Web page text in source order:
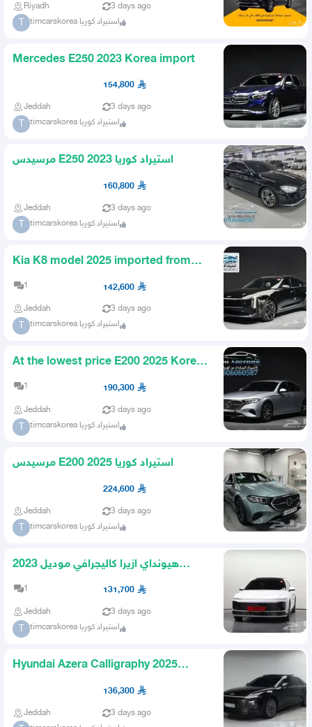
Riyadh 3 days ago
T timcarskorea استيراد كوريا
Mercedes E250 2023 Korea import
154,800
Jeddah 3 days ago
T timcarskorea استيراد كوريا
مرسيدس E250 2023 استيراد كوريا
160,800
Jeddah 3 days ago
T timcarskorea استيراد كوريا
Kia K8 model 2025 imported from
Korea
1 142,600
Jeddah 3 days ago
T timcarskorea استيراد كوريا
At the lowest price E200 2025 Korea
import
1 190,300
Jeddah 3 days ago
T timcarskorea استيراد كوريا
مرسيدس E200 2025 استيراد كوريا
224,600
Jeddah 3 days ago
T timcarskorea استيراد كوريا
هيونداي ازيرا كاليجرافي موديل 2023
1 131,700
Jeddah 3 days ago
T timcarskorea استيراد كوريا
Hyundai Azera Calligraphy 2025
136,300
Jeddah 3 days ago